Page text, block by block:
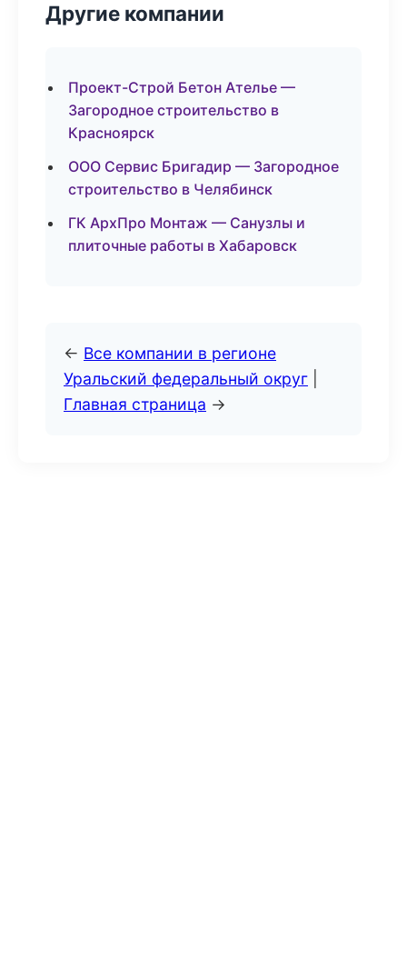
Другие компании
Проект-Строй Бетон Ателье —
Загородное строительство в
Красноярск
ООО Сервис Бригадир — Загородное
строительство в Челябинск
ГК АрхПро Монтаж — Санузлы и
плиточные работы в Хабаровск
← Все компании в регионе
Уральский федеральный округ
Главная страница →